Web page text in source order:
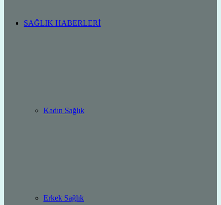
SAĞLIK HABERLERI
Kadın Sağlık
Erkek Sağlık